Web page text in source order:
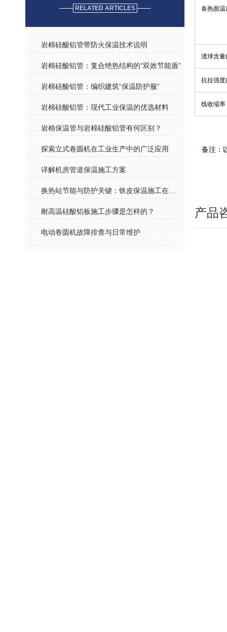
RELATED ARTICLES
岩棉硅酸铝管带防火保温技术说明
岩棉硅酸铝管：复合绝热结构的“双效节能盾”
岩棉硅酸铝管：编织建筑“保温防护服”
岩棉硅酸铝管：现代工业保温的优选材料
岩棉保温管与岩棉硅酸铝管有何区别？
探索立式卷圆机在工业生产中的广泛应用
详解机房管道保温施工方案
耐高温硅酸铝板施工步骤是怎样的？
电动卷圆机故障排查与日常维护
各热面温
渣球含
抗拉强
线收缩
备注：
产品